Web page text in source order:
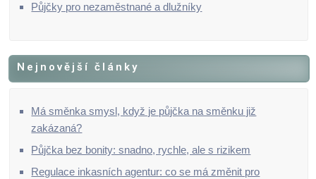
Půjčky pro nezaměstnané a dlužníky
Nejnovější články
Má směnka smysl, když je půjčka na směnku již
zakázaná?
Půjčka bez bonity: snadno, rychle, ale s rizikem
Regulace inkasních agentur: co se má změnit pro